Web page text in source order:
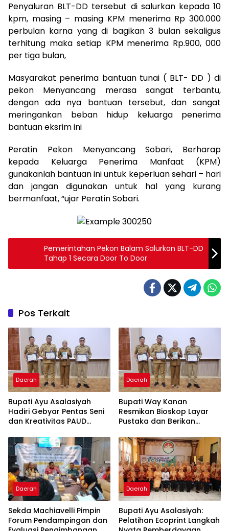
Penyaluran BLT-DD tersebut di salurkan kepada 10
kpm, masing – masing KPM menerima Rp 300.000
perbulan karna yang di bagikan 3 bulan sekaligus
terhitung maka setiap KPM menerima Rp.900, 000
per tiga bulan,
Masyarakat penerima bantuan tunai ( BLT- DD ) di
pekon Menyancang merasa sangat terbantu,
dengan ada nya bantuan tersebut, dan sangat
meringankan beban hidup keluarga penerima
bantuan eksrim ini
Peratin Pekon Menyancang Sobari, Berharap
kepada Keluarga Penerima Manfaat (KPM)
gunakanlah bantuan ini untuk keperluan sehari – hari
dan jangan digunakan untuk hal yang kurang
bermanfaat, “ujar Peratin Sobari.
Pemerintahan Pekon Balam Salurkan BLT-DD
Tahap 1 Secara Door To Door
Pos Terkait
Daerah
Bupati Ayu Asalasiyah
Hadiri Gebyar Pentas Seni
dan Kreativitas PAUD
Kanan
Daerah
Bupati Way Kanan
Resmikan Bioskop Layar
Pustaka dan Berikan
Menulis
Daerah
Sekda Machiavelli Pimpin
Forum Pendampingan dan
Daerah
Bupati Ayu Asalasiyah:
Pelatihan Ecoprint Langkah